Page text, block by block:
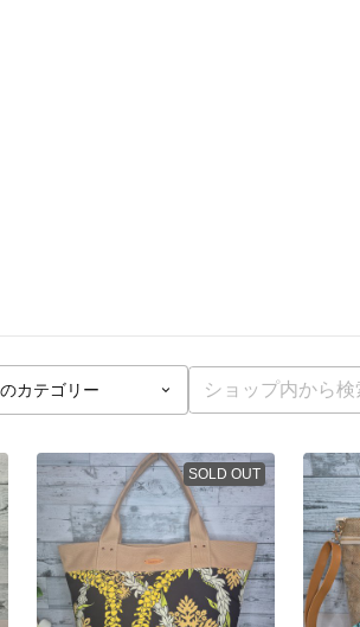
SOLD OUT